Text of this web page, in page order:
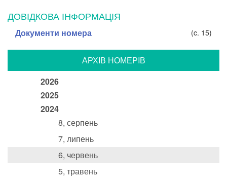
ДОВІДКОВА ІНФОРМАЦІЯ
Документи номера (c. 15)
АРХIВ НОМЕРIВ
2026
2025
2024
8, серпень
7, липень
6, червень
5, травень